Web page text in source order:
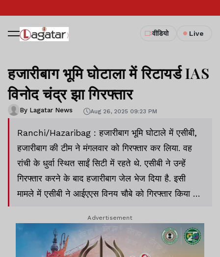
वीडियो Live
हजारीबाग भूमि घोटाला में रिटायर्ड IAS
विनोद चंद्र झा गिरफ्तार
By Lagatar News Aug 26, 2025 09:23 PM
Ranchi/Hazaribag : हजारीबाग भूमि घोटाले में एसीबी,
हजारीबाग की टीम ने मंगलवार को गिरफ्तार कर लिया. वह
रांची के धुर्वा स्थित साईं सिटी में रहते थे. एसीबी ने उन्हें
गिरफ्तार करने के बाद हजारीबाग जेल भेज दिया है. इसी
मामले में एसीबी ने आईएएस विनय चौबे को गिरफ्तार किया था.
Advertisement